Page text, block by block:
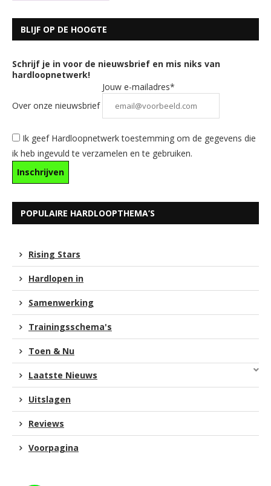
BLIJF OP DE HOOGTE
Schrijf je in voor de nieuwsbrief en mis niks van
hardloopnetwerk!
Over onze nieuwsbrief
Jouw e-mailadres*
Ik geef Hardloopnetwerk toestemming om de gegevens die
ik heb ingevuld te verzamelen en te gebruiken.
POPULAIRE HARDLOOPTHEMA’S
Rising Stars
Hardlopen in
Samenwerking
Trainingsschema's
Toen & Nu
Laatste Nieuws
Uitslagen
Reviews
Voorpagina